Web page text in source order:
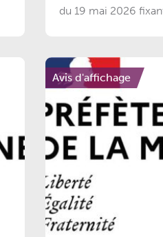
du 19 mai 2026
Avis d'affichage